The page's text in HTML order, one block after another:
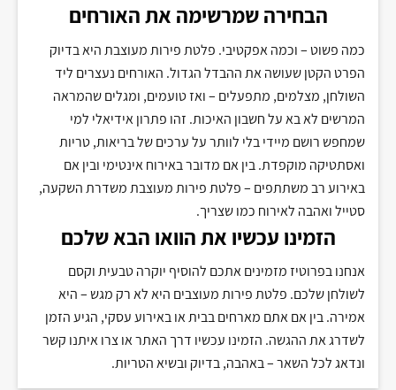
הבחירה שמרשימה את האורחים
כמה פשוט – וכמה אפקטיבי. פלטת פירות מעוצבת היא בדיוק
הפרט הקטן שעושה את ההבדל הגדול. האורחים נעצרים ליד
השולחן, מצלמים, מתפעלים – ואז טועמים, ומגלים שהמראה
המרשים לא בא על חשבון האיכות. זהו פתרון אידיאלי למי
שמחפש רושם מיידי בלי לוותר על ערכים של בריאות, טריות
ואסתטיקה מוקפדת.בין אם מדובר באירוח אינטימי ובין אם
באירוע רב משתתפים – פלטת פירות מעוצבת משדרת השקעה,
סטייל ואהבה לאירוח כמו שצריך.
הזמינו עכשיו את הוואו הבא שלכם
אנחנו בפרוטיז מזמינים אתכם להוסיף יוקרה טבעית וקסם
לשולחן שלכם. פלטת פירות מעוצבים היא לא רק מגש – היא
אמירה. בין אם אתם מארחים בבית או באירוע עסקי, הגיע הזמן
לשדרג את ההגשה. הזמינו עכשיו דרך האתר או צרו איתנו קשר
ונדאג לכל השאר – באהבה, בדיוק ובשיא הטריות.